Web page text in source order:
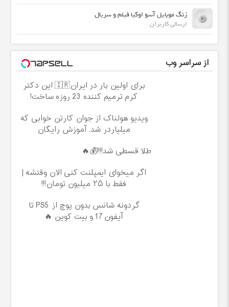
زنگ موبایل آسو اوکیا فیلم و سریال
ارسالی کاربران
از سراسر وب
برای اولین بار در ایران🇮🇷 این دکتر
کرم ترمیم کننده 23 روزه ساخت!
ویدیو هولناک از جوان کارتن خوابی که
میلیاردر شد. آموزش رایگان
طلا قسطی شد!!!!💰🔥
اگر میخوای ایمپلنت کنی الان وقتشه |
فقط با ۲۵ میلیون تومان!!!
گردونه شانس بدون پوچ از PS5 تا
آیفون17 و بیت کوین 🔥